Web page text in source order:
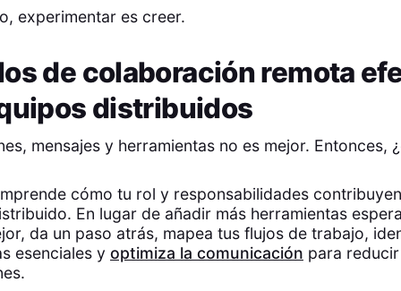
experimentar es creer.
de colaboración remota
distribuidos
mensajes y herramientas no es mejor. Entonces,
cómo tu rol y responsabilidades
En lugar de añadir más herramientas
da un paso atrás, mapea tus flujos de trabajo,
esenciales y optimiza la comunicación para reducir